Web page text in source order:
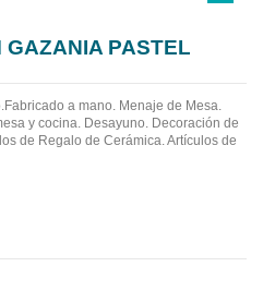
GAZANIA PASTEL
a mano. Menaje de Mesa.
y cocina. Desayuno. Decoración de
de Regalo de Cerámica. Artículos de